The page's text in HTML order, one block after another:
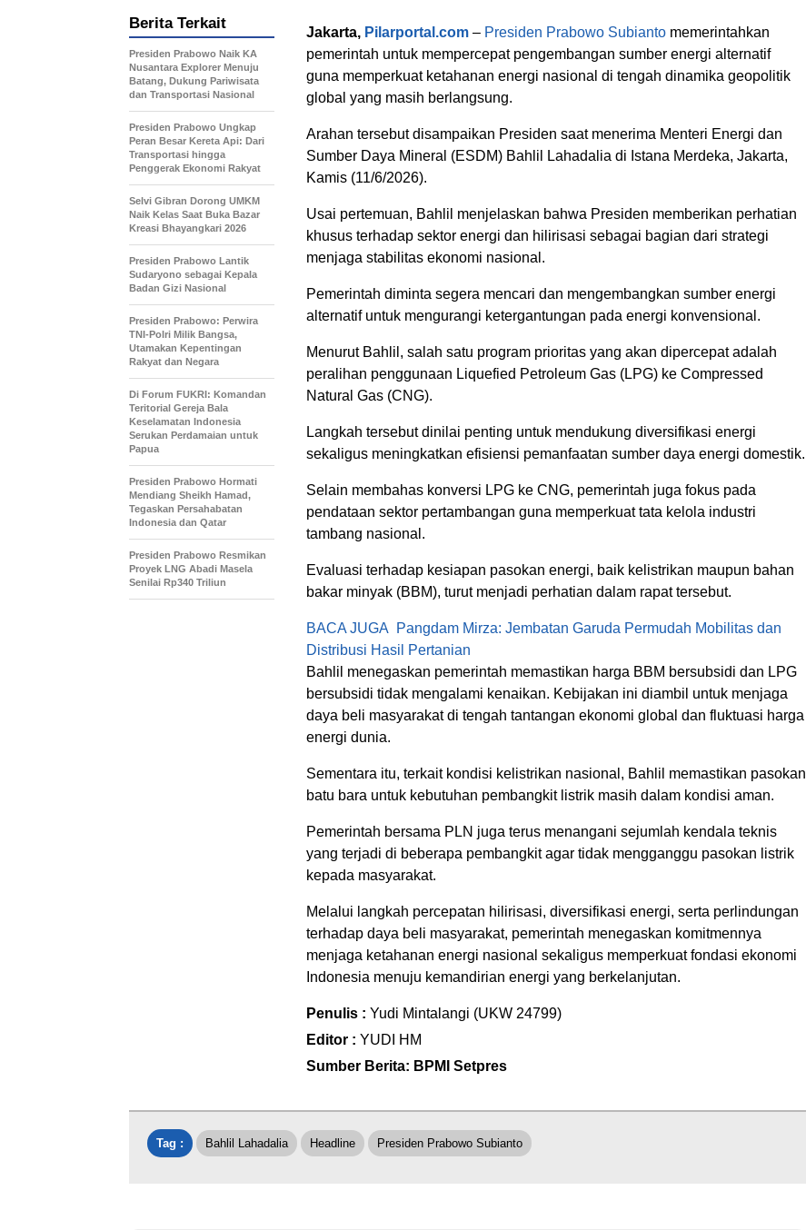
Jakarta, Pilarportal.com – Presiden Prabowo Subianto memerintahkan
pemerintah untuk mempercepat pengembangan sumber energi alternatif
guna memperkuat ketahanan energi nasional di tengah dinamika geopolitik
global yang masih berlangsung.
Arahan tersebut disampaikan Presiden saat menerima Menteri Energi dan
Sumber Daya Mineral (ESDM) Bahlil Lahadalia di Istana Merdeka, Jakarta,
Kamis (11/6/2026).
Usai pertemuan, Bahlil menjelaskan bahwa Presiden memberikan perhatian
khusus terhadap sektor energi dan hilirisasi sebagai bagian dari strategi
menjaga stabilitas ekonomi nasional.
Pemerintah diminta segera mencari dan mengembangkan sumber energi
alternatif untuk mengurangi ketergantungan pada energi konvensional.
Menurut Bahlil, salah satu program prioritas yang akan dipercepat adalah
peralihan penggunaan Liquefied Petroleum Gas (LPG) ke Compressed
Natural Gas (CNG).
Langkah tersebut dinilai penting untuk mendukung diversifikasi energi
sekaligus meningkatkan efisiensi pemanfaatan sumber daya energi domestik.
Selain membahas konversi LPG ke CNG, pemerintah juga fokus pada
pendataan sektor pertambangan guna memperkuat tata kelola industri
tambang nasional.
Evaluasi terhadap kesiapan pasokan energi, baik kelistrikan maupun bahan
bakar minyak (BBM), turut menjadi perhatian dalam rapat tersebut.
BACA JUGA Pangdam Mirza: Jembatan Garuda Permudah Mobilitas dan
Distribusi Hasil Pertanian
Bahlil menegaskan pemerintah memastikan harga BBM bersubsidi dan LPG
bersubsidi tidak mengalami kenaikan. Kebijakan ini diambil untuk menjaga
daya beli masyarakat di tengah tantangan ekonomi global dan fluktuasi harga
energi dunia.
Sementara itu, terkait kondisi kelistrikan nasional, Bahlil memastikan pasokan
batu bara untuk kebutuhan pembangkit listrik masih dalam kondisi aman.
Pemerintah bersama PLN juga terus menangani sejumlah kendala teknis
yang terjadi di beberapa pembangkit agar tidak mengganggu pasokan listrik
kepada masyarakat.
Melalui langkah percepatan hilirisasi, diversifikasi energi, serta perlindungan
terhadap daya beli masyarakat, pemerintah menegaskan komitmennya
menjaga ketahanan energi nasional sekaligus memperkuat fondasi ekonomi
Indonesia menuju kemandirian energi yang berkelanjutan.
Penulis : Yudi Mintalangi (UKW 24799)
Editor : YUDI HM
Sumber Berita: BPMI Setpres
Berita Terkait
Presiden Prabowo Naik KA
Nusantara Explorer Menuju
Batang, Dukung Pariwisata
dan Transportasi Nasional
Presiden Prabowo Ungkap
Peran Besar Kereta Api: Dari
Transportasi hingga
Penggerak Ekonomi Rakyat
Selvi Gibran Dorong UMKM
Naik Kelas Saat Buka Bazar
Kreasi Bhayangkari 2026
Presiden Prabowo Lantik
Sudaryono sebagai Kepala
Badan Gizi Nasional
Presiden Prabowo: Perwira
TNI-Polri Milik Bangsa,
Utamakan Kepentingan
Rakyat dan Negara
Di Forum FUKRI: Komandan
Teritorial Gereja Bala
Keselamatan Indonesia
Serukan Perdamaian untuk
Papua
Presiden Prabowo Hormati
Mendiang Sheikh Hamad,
Tegaskan Persahabatan
Indonesia dan Qatar
Presiden Prabowo Resmikan
Proyek LNG Abadi Masela
Senilai Rp340 Triliun
Tag : Bahlil Lahadalia Headline Presiden Prabowo Subianto